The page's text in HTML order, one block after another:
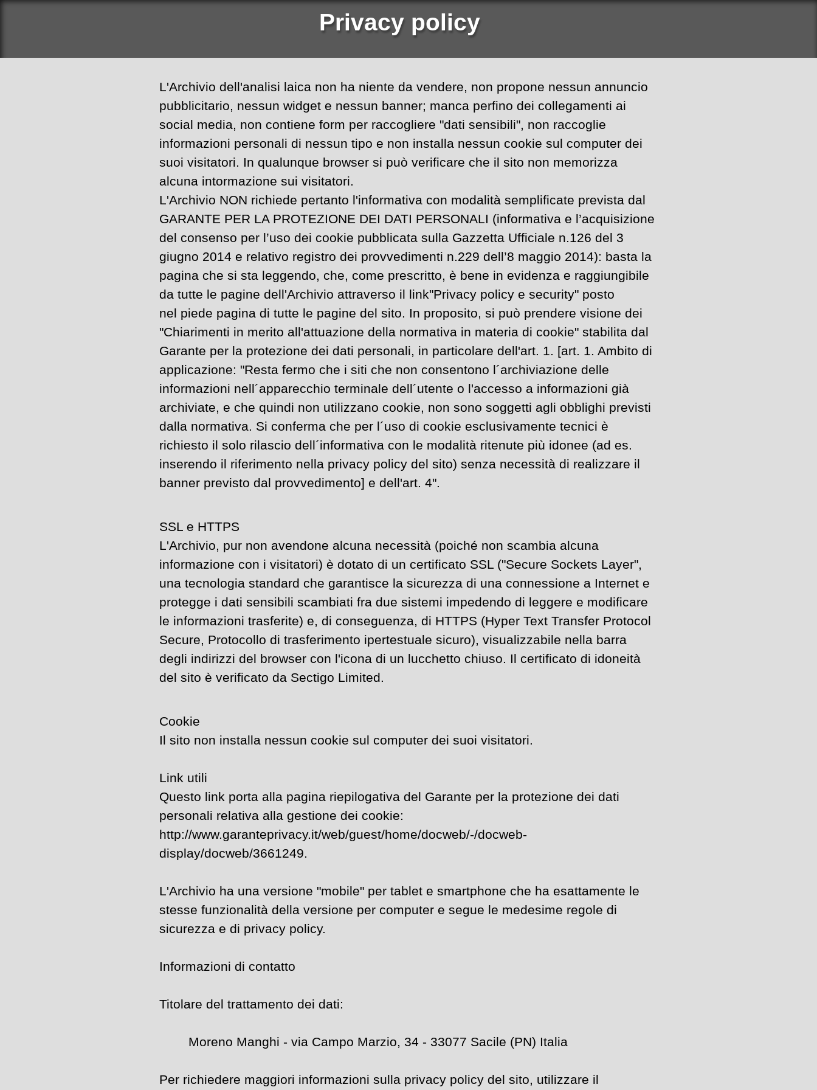
Privacy policy
L'Archivio dell'analisi laica non ha niente da vendere, non propone nessun annuncio
pubblicitario, nessun widget e nessun banner; manca perfino dei collegamenti ai
social media, non contiene form per raccogliere "dati sensibili", non raccoglie
informazioni personali di nessun tipo e non installa nessun cookie sul computer dei
suoi visitatori. In qualunque browser si può verificare che il sito non memorizza
alcuna intormazione sui visitatori.
L'Archivio NON richiede pertanto l'informativa con modalità semplificate prevista dal
GARANTE PER LA PROTEZIONE DEI DATI PERSONALI (informativa e l’acquisizione
del consenso per l’uso dei cookie pubblicata sulla Gazzetta Ufficiale n.126 del 3
giugno 2014 e relativo registro dei provvedimenti n.229 dell’8 maggio 2014): basta la
pagina che si sta leggendo, che, come prescritto, è bene in evidenza e raggiungibile
da tutte le pagine dell'Archivio attraverso il link"Privacy policy e security" posto
nel piede pagina di tutte le pagine del sito. In proposito, si può prendere visione dei
"Chiarimenti in merito all'attuazione della normativa in materia di cookie" stabilita dal
Garante per la protezione dei dati personali, in particolare dell'art. 1. [art. 1. Ambito di
applicazione: "Resta fermo che i siti che non consentono l´archiviazione delle
informazioni nell´apparecchio terminale dell´utente o l'accesso a informazioni già
archiviate, e che quindi non utilizzano cookie, non sono soggetti agli obblighi previsti
dalla normativa. Si conferma che per l´uso di cookie esclusivamente tecnici è
richiesto il solo rilascio dell´informativa con le modalità ritenute più idonee (ad es.
inserendo il riferimento nella privacy policy del sito) senza necessità di realizzare il
banner previsto dal provvedimento] e dell'art. 4".
SSL e HTTPS
L'Archivio, pur non avendone alcuna necessità (poiché non scambia alcuna
informazione con i visitatori) è dotato di un certificato SSL ("Secure Sockets Layer",
una tecnologia standard che garantisce la sicurezza di una connessione a Internet e
protegge i dati sensibili scambiati fra due sistemi impedendo di leggere e modificare
le informazioni trasferite) e, di conseguenza, di HTTPS (Hyper Text Transfer Protocol
Secure, Protocollo di trasferimento ipertestuale sicuro), visualizzabile nella barra
degli indirizzi del browser con l'icona di un lucchetto chiuso. Il certificato di idoneità
del sito è verificato da Sectigo Limited.
Cookie
Il sito non installa nessun cookie sul computer dei suoi visitatori.
Link utili
Questo link porta alla pagina riepilogativa del Garante per la protezione dei dati
personali relativa alla gestione dei cookie:
http://www.garanteprivacy.it/web/guest/home/docweb/-/docweb-
display/docweb/3661249.
L'Archivio ha una versione "mobile" per tablet e smartphone che ha esattamente le
stesse funzionalità della versione per computer e segue le medesime regole di
sicurezza e di privacy policy.
Informazioni di contatto
Titolare del trattamento dei dati:
Moreno Manghi - via Campo Marzio, 34 - 33077 Sacile (PN) Italia
Per richiedere maggiori informazioni sulla privacy policy del sito, utilizzare il